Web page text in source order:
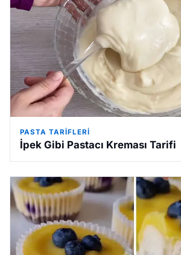
PASTA TARIFLERI
İpek Gibi Pastacı Kreması Tarifi